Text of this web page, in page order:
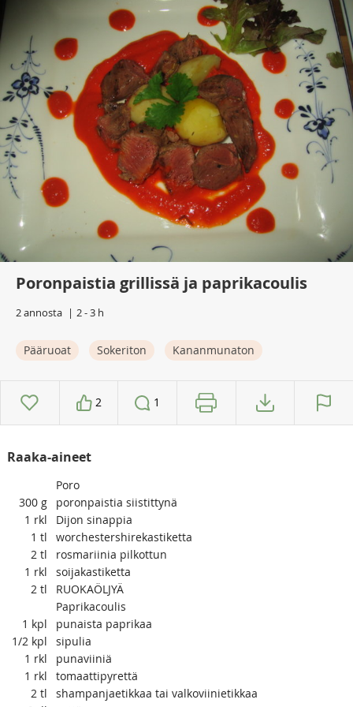
Poronpaistia grillissä ja paprikacoulis
2 annosta 2 - 3 h
Pääruoat Sokeriton Kananmunaton
2 1
Raaka-aineet
Poro
300 g
poronpaistia siistittynä
1 rkl
Dijon sinappia
1 tl
worchestershirekastiketta
2 tl
rosmariinia pilkottun
1 rkl
soijakastiketta
2 tl
RUOKAÖLJYÄ
Paprikacoulis
1 kpl
punaista paprikaa
1/2 kpl
sipulia
1 rkl
punaviiniä
1 rkl
tomaattipyrettä
2 tl
shampanjaetikkaa tai valkoviinietikkaa